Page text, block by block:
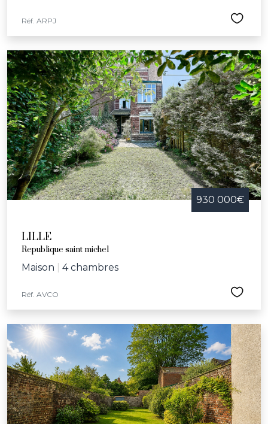
Réf. ARPJ
930 000€
LILLE
Republique saint michel
Maison 4 chambres
Réf. AVCO